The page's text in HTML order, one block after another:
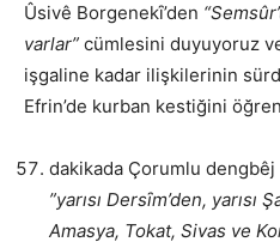
Ûsivê Borgenekȋ’den
varlar” cümlesini duyuyoruz
işgaline kadar ilişkilerinin
Efrin’de kurban kestiğini
dakikada Çorumlu dengbêj
”yarısı Dersȋm’den, yarısı
Amasya, Tokat, Sivas ve